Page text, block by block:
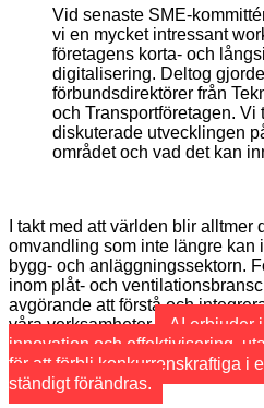
Vid senaste SME-
vi en mycket intressant
företagens korta- och
digitalisering. Deltog
förbundsdirektörer från
och Transportföretagen. Vi
diskuterade utvecklingen
området och vad det kan
I takt med att världen blir
omvandling som inte längre kan
bygg- och anläggningssektorn.
inom plåt- och
avgörande att förstå och
våra verksamheter.
AI erbjuder
innovation och effektivisering,
för att förbli konkurrenskraftiga i
ständigt förändras.